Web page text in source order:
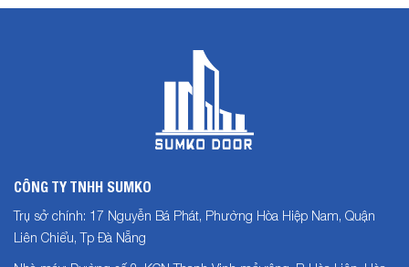
CÔNG TY TNHH SUMKO
Trụ sở chính: 17 Nguyễn Bá Phát, Phường Hòa Hiệp Nam, Quận
Liên Chiểu, Tp Đà Nẵng